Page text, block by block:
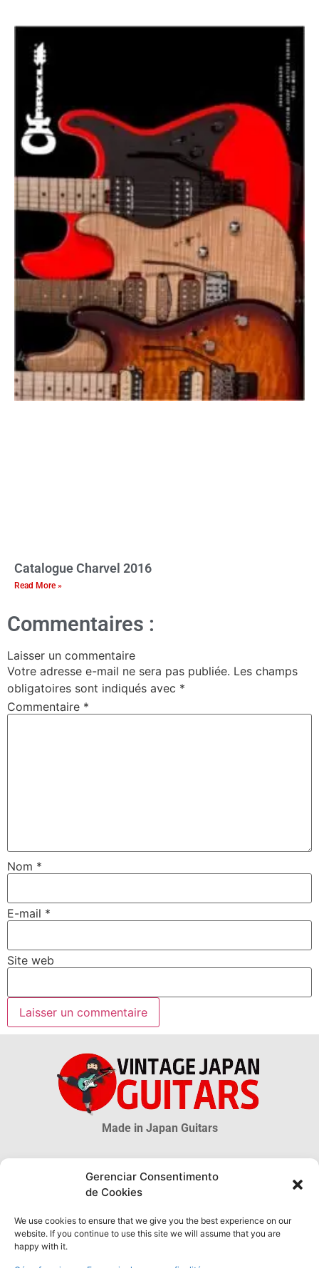
Gerenciar Consentimento
de Cookies
We use cookies to ensure that we give you the best experience on our
website. If you continue to use this site we will assume that you are
happy with it.
Catalogue Charvel 2016
Read More »
Commentaires :
Laisser un commentaire
Votre adresse e-mail ne sera pas publiée. Les champs
obligatoires sont indiqués avec *
Commentaire *
Nom *
E-mail *
Site web
Made in Japan Guitars
© 2026 Vintage Japan Guitars
sur les guitares MIJ sont incertaines, plus encore sont inconnues. Les
informations obtenues sur ce site ne peuvent être considérées ni
comme officielles ou légales, ni être utilisées comme preuve
Clause de non-responsabilité